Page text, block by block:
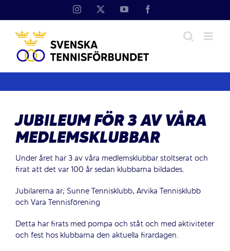
Instagram YouTube
JUBILEUM FÖR 3 AV VÅRA
MEDLEMSKLUBBAR
Under året har 3 av våra medlemsklubbar stoltserat och
firat att det var 100 år sedan klubbarna bildades.
Jubilarerna är; Sunne Tennisklubb, Arvika Tennisklubb
och Vara Tennisförening
Detta har firats med pompa och ståt och med aktiviteter
och fest hos klubbarna den aktuella firardagen.